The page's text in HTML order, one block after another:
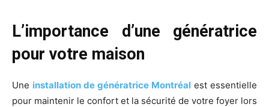
L’importance d’une génératrice
pour votre maison
Une installation de génératrice Montréal est essentielle
pour maintenir le confort et la sécurité de votre foyer lors